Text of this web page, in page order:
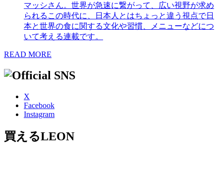
マッシさん。世界が急速に繋がって、広い視野が求め
られるこの時代に、日本人とはちょっと違う視点で日
本と世界の食に関する文化や習慣、メニューなどにつ
いて考える連載です。
READ MORE
X
Facebook
Instagram
買えるLEON